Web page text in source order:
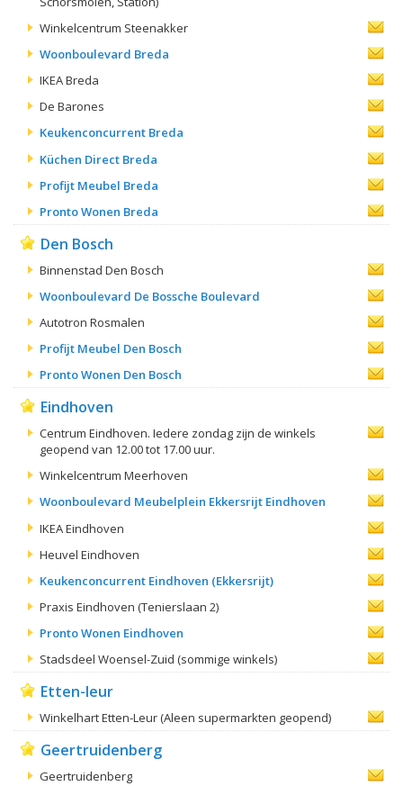
Winkelcentrum Steenakker
Woonboulevard Breda
IKEA Breda
De Barones
Keukenconcurrent Breda
Küchen Direct Breda
Profijt Meubel Breda
Pronto Wonen Breda
Den Bosch
Binnenstad Den Bosch
Woonboulevard De Bossche Boulevard
Autotron Rosmalen
Profijt Meubel Den Bosch
Pronto Wonen Den Bosch
Eindhoven
Centrum Eindhoven. Iedere zondag zijn de winkels
geopend van 12.00 tot 17.00 uur.
Winkelcentrum Meerhoven
Woonboulevard Meubelplein Ekkersrijt Eindhoven
IKEA Eindhoven
Heuvel Eindhoven
Keukenconcurrent Eindhoven (Ekkersrijt)
Praxis Eindhoven (Tenierslaan 2)
Pronto Wonen Eindhoven
Stadsdeel Woensel-Zuid (sommige winkels)
Etten-leur
Winkelhart Etten-Leur (Aleen supermarkten geopend)
Geertruidenberg
Geertruidenberg